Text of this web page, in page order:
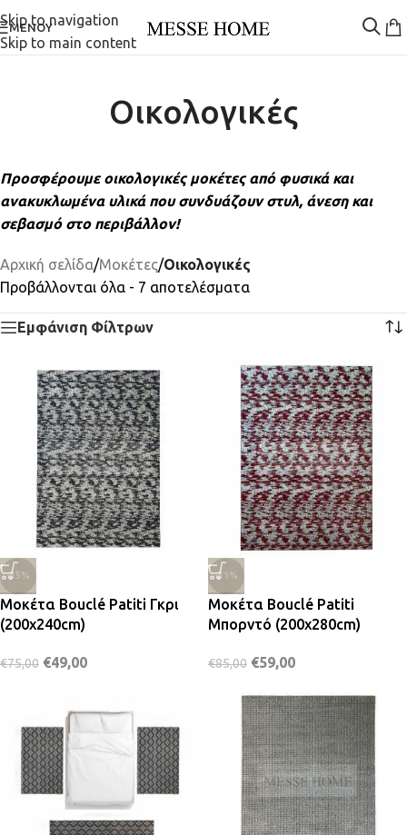
Skip to navigation
Skip to main content
ΜΕΝΟΎ
Οικολογικές
Προσφέρουμε οικολογικές μοκέτες από φυσικά και
ανακυκλωμένα υλικά που συνδυάζουν στυλ, άνεση και
σεβασμό στο περιβάλλον!
Αρχική σελίδα/Μοκέτες/Οικολογικές
Προβάλλονται όλα - 7 αποτελέσματα
Εμφάνιση Φίλτρων
-35%
Μοκέτα Bouclé Patiti Γκρι
(200x240cm)
€75,00 €49,00
-31%
Μοκέτα Bouclé Patiti
Μπορντό (200x280cm)
€85,00 €59,00